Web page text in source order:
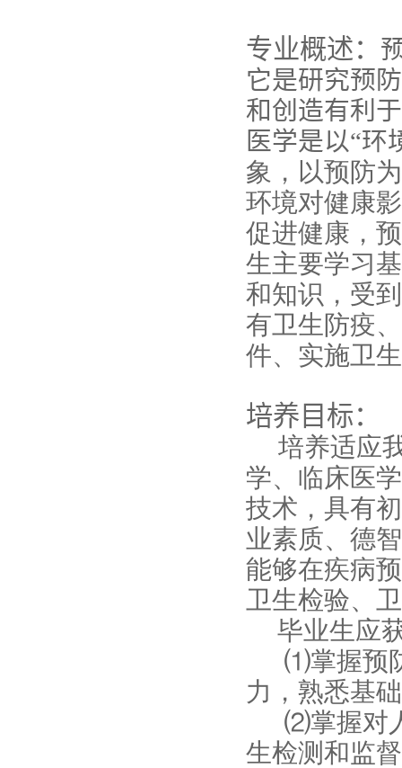
专业概述：
它是研究预
和创造有利
医学是以“环
象，以预防
环境对健康
促进健康，
生主要学习
和知识，受
有卫生防疫
件、实施卫
培养目标：
培养适应
学、临床医
技术，具有
业素质、德
能够在疾病
卫生检验、
毕业生应
⑴掌握预
力，熟悉基
⑵掌握对
生检测和监